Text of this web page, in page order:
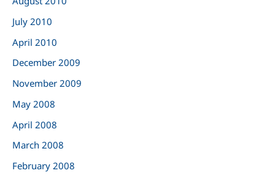
July 2010
April 2010
December 2009
November 2009
May 2008
April 2008
March 2008
February 2008